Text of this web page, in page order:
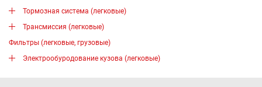
Тормозная система (легковые)
Трансмиссия (легковые)
Фильтры (легковые, грузовые)
Электрообуродование кузова (легковые)